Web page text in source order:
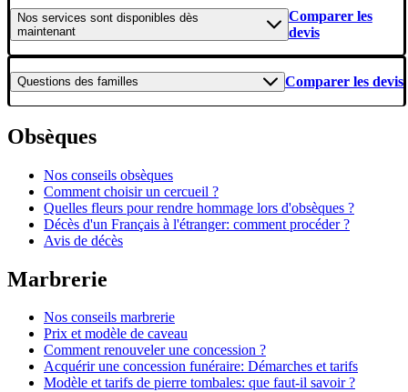
Nos services sont disponibles dès
maintenant
Comparer les
devis
Questions des familles Comparer les devis
Obsèques
Nos conseils obsèques
Comment choisir un cercueil ?
Quelles fleurs pour rendre hommage lors d'obsèques ?
Décès d'un Français à l'étranger: comment procéder ?
Avis de décès
Marbrerie
Nos conseils marbrerie
Prix et modèle de caveau
Comment renouveler une concession ?
Acquérir une concession funéraire: Démarches et tarifs
Modèle et tarifs de pierre tombales: que faut-il savoir ?